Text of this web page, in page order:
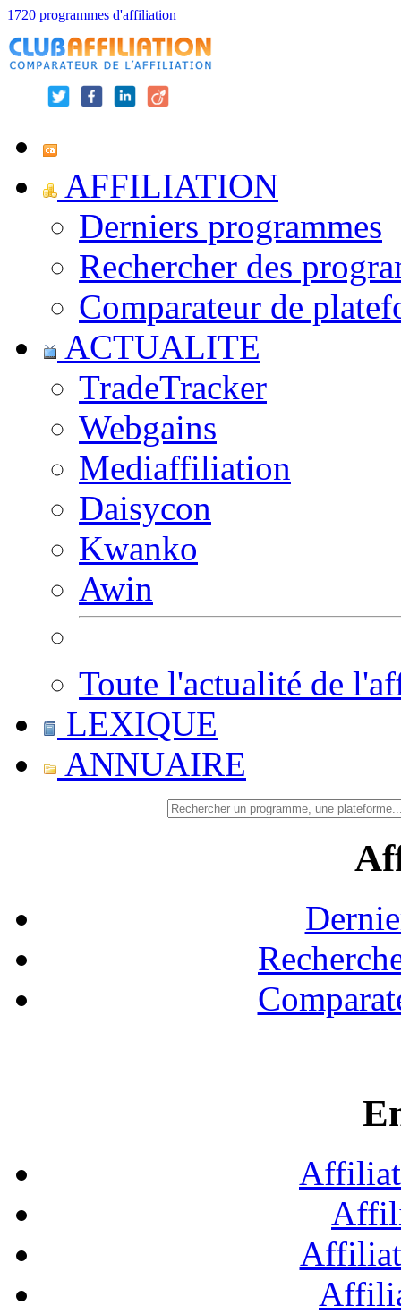
1720 programmes d'affiliation
AFFILIATION
Derniers programmes
Rechercher des
Comparateur de
ACTUALITE
TradeTracker
Webgains
Mediaffiliation
Daisycon
Kwanko
Awin
Toute l'actualité de
LEXIQUE
ANNUAIRE